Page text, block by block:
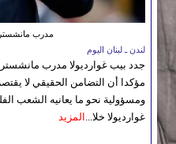
مدرب مانشستر
لندن ـ لبنان اليوم
جدد بيب غوارديولا مدرب
مؤكدا أن التضامن الحقيقي لا
ومسؤولية نحو ما يعانيه الشعب
غوارديولا خلا... المزيد